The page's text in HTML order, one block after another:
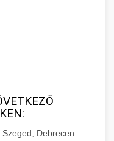
hoznak.
praxistól a
növekedéssel.
páciensek
drámai
fellendülési
és Meta
Debrecen